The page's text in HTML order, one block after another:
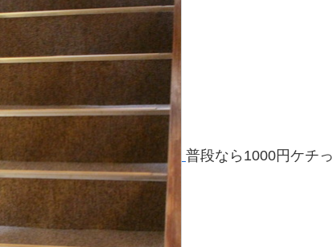
普段なら1000円ケチっ